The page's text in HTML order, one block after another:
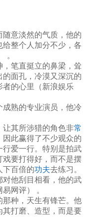
意淡然的气质，他的
整个人加分不少，各
笔直挺立的鼻梁，耸
面孔，冷漠又深沉的
的心里（新浪娱乐
熟的专业演员，他冷
其所涉猎的角色非常
此赢得了不少观众的
爱一行。特别是拍武
要打得好，而不是摆
下百倍的功夫去练习。
他刮目相看，他的武
网评） 。
种，天生有锋芒。他
打磨、造型，而是要